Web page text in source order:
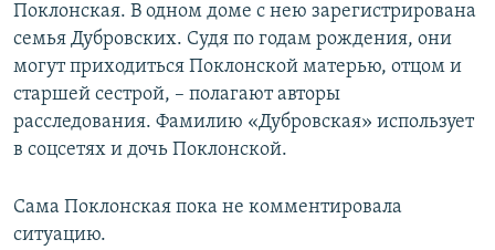
Поклонская. В одном доме с нею зарегистрирована
семья Дубровских. Судя по годам рождения, они
могут приходиться Поклонской матерью, отцом и
старшей сестрой, – полагают авторы
расследования. Фамилию «Дубровская» использует
в соцсетях и дочь Поклонской.
Сама Поклонская пока не комментировала
ситуацию.